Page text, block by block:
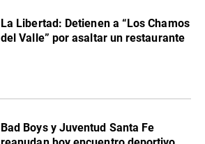
La Libertad: Detienen a “Los Chamos
del Valle” por asaltar un restaurante
Bad Boys y Juventud Santa Fe